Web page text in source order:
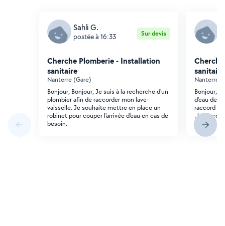
Sahli G.
postée à 16:33 Sur devis
Cherche Plomberie - Installation
sanitaire
Nanterre (Gare)
Bonjour, Bonjour, Je suis à la recherche d'un
plombier afin de raccorder mon lave-
vaisselle. Je souhaite mettre en place un
robinet pour couper l'arrivée d'eau en cas de
besoin.
sanitaire
Nanterre
Bonjour,
d'eau de
raccord
: les
plombier